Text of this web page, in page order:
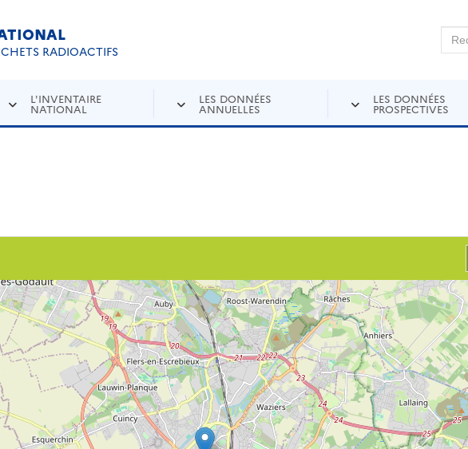
RADIOACTIFS
L'INVENTAIRE
NATIONAL
LES DONNÉES
ANNUELLES
LES DONNÉES
PROSPECTIVES